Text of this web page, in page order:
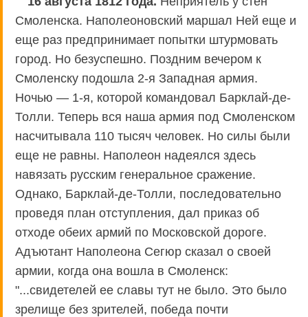
Смоленска. Наполеоновский маршал Ней еще и
еще раз предпринимает попытки штурмовать
город. Но безуспешно. Поздним вечером к
Смоленску подошла 2-я Западная армия.
Ночью — 1-я, которой командовал Барклай-де-
Толли. Теперь вся наша армия под Смоленском
насчитывала 110 тысяч человек. Но силы были
еще не равны. Наполеон надеялся здесь
навязать русским генеральное сражение.
Однако, Барклай-де-Толли, последовательно
проведя план отступления, дал приказ об
отходе обеих армий по Московской дороге.
Адъютант Наполеона Сегюр сказал о своей
армии, когда она вошла в Смоленск:
"...свидетелей ее славы тут не было. Это было
зрелище без зрителей, победа почти